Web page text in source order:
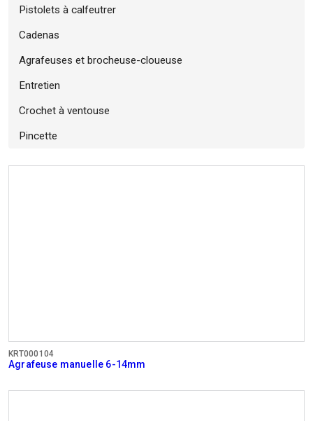
Pistolets à calfeutrer
Cadenas
Agrafeuses et brocheuse-cloueuse
Entretien
Crochet à ventouse
Pincette
KRT000104
Agrafeuse manuelle 6-14mm